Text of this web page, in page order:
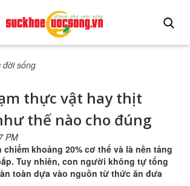
đời sống
thực vật hay thịt
thế nào cho đúng
PM
chiếm khoảng 20% cơ thể và là nền tảng
Tuy nhiên, con người không tự tổng
toàn dựa vào nguồn từ thức ăn đưa